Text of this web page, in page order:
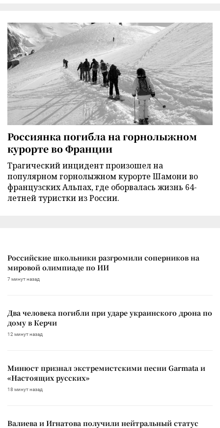
Россиянка погибла на горнолыжном
курорте во Франции
Трагический инцидент произошел на
популярном горнолыжном курорте Шамони во
французских Альпах, где оборвалась жизнь 64-
летней туристки из России.
Российские школьники разгромили соперников на
мировой олимпиаде по ИИ
7 минут назад
Два человека погибли при ударе украинского дрона по
дому в Керчи
12 минут назад
Минюст признал экстремистскими песни Garmata и
«Настоящих русских»
18 минут назад
Валиева и Игнатова получили нейтральный статус